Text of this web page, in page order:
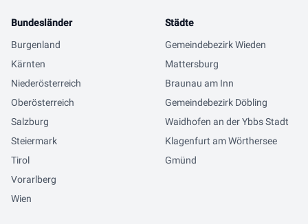
Bundesländer
Burgenland
Kärnten
Niederösterreich
Oberösterreich
Salzburg
Steiermark
Tirol
Vorarlberg
Wien
Städte
Gemeindebezirk Wieden
Mattersburg
Braunau am Inn
Gemeindebezirk Döbling
Waidhofen an der Ybbs Stadt
Klagenfurt am Wörthersee
Gmünd